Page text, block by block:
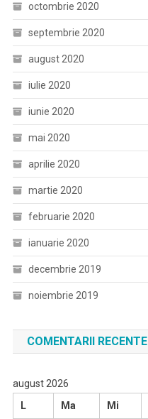
octombrie 2020
septembrie 2020
august 2020
iulie 2020
iunie 2020
mai 2020
aprilie 2020
martie 2020
februarie 2020
ianuarie 2020
decembrie 2019
noiembrie 2019
COMENTARII RECENTE
august 2026
L
Ma Mi